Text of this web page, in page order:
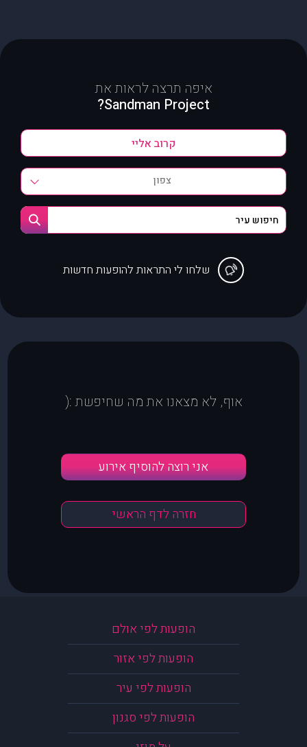
איפה תרצה לראות את
Sandman Project?
צפון
שלחו לי התראות להופעות חדשות
אוף, לא מצאנו את מה שחיפשת :(
אני רוצה להוסיף אירוע
חזרה לדף הראשי
הופעות לפי אולם
הופעות לפי אזור
הופעות לפי עיר
הופעות לפי סגנון